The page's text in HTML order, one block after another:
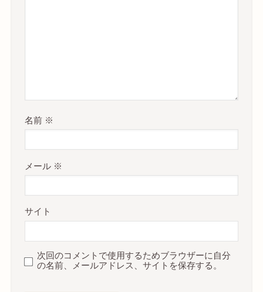
名前 ※
メール ※
サイト
次回のコメントで使用するためブラウザーに自分
の名前、メールアドレス、サイトを保存する。